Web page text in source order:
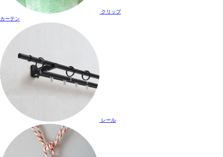
クリップ
カーテン
レール